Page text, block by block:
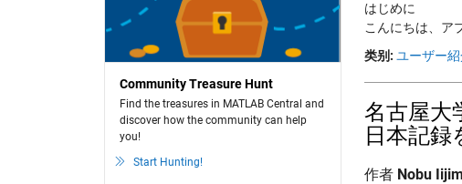
Community Treasure Hunt
Find the treasures in MATLAB Central and
discover how the community can help
you!
Start Hunting!
はじめに
こんにちは、ア
类别: ユーザー紹
名古屋大
日本記録
作者 Nobu